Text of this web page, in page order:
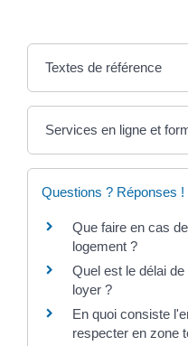
Textes de référence
Services en ligne et
Questions ? Réponses !
Que faire en cas
logement ?
Quel est le délai
loyer ?
En quoi consiste
respecter en zone